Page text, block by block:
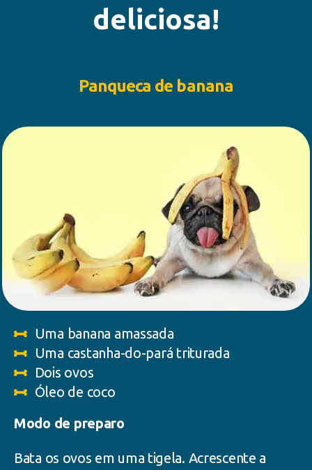
deliciosa!
Panqueca de banana
Uma banana amassada
Uma castanha-do-pará triturada
Dois ovos
Óleo de coco
Modo de preparo
Bata os ovos em uma tigela. Acrescente a